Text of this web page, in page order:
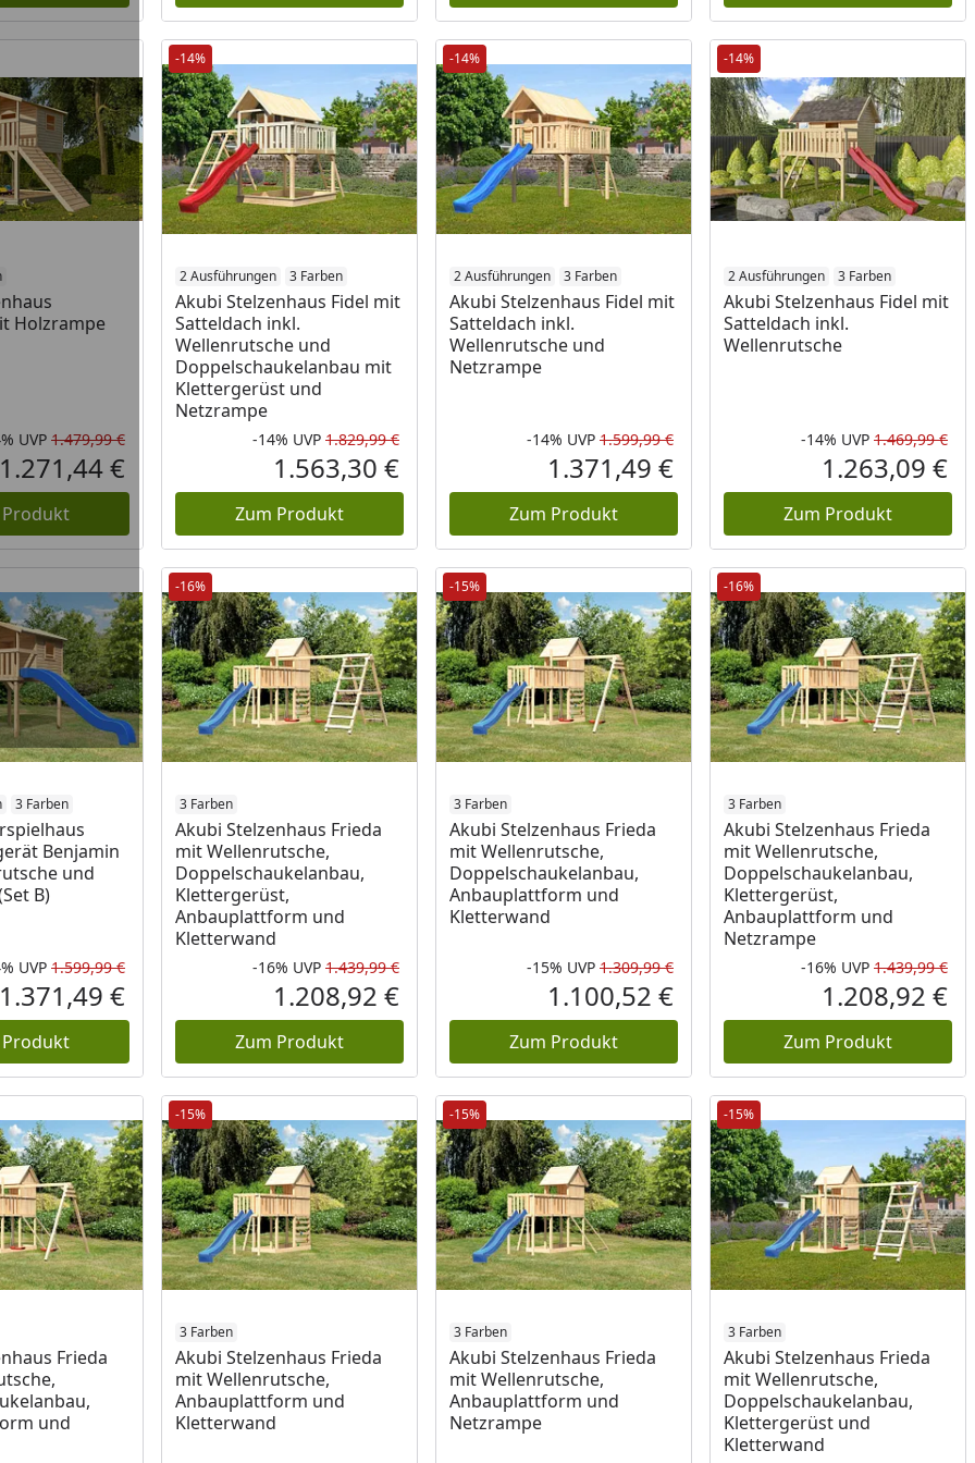
Holzrampe
Rabatt in Prozent
Ursprünglicher Preis
UVP 1.479,99 €
Aktueller Preis
1.271,44 €
-14%
2 Ausführungen 3 Farben
Akubi Stelzenhaus Fidel mit
Satteldach inkl.
Wellenrutsche und
Doppelschaukelanbau mit
Klettergerüst und
Netzrampe
Rabatt in Prozent
-14%
Ursprünglicher Preis
UVP 1.829,99 €
Aktueller Preis
1.563,30 €
Zum Produkt
-14%
2 Ausführungen 3 Farben
Akubi Stelzenhaus Fidel mit
Satteldach inkl.
Wellenrutsche und
Netzrampe
Rabatt in Prozent
-14%
Ursprünglicher Preis
UVP 1.599,99 €
Aktueller Preis
1.371,49 €
Zum Produkt
-14%
2 Ausführungen 3 Farben
Akubi Stelzenhaus Fidel mit
Satteldach inkl.
Wellenrutsche
-14% UVP 1.469,99 €
1.263,09 €
Zum Produkt
3 Farben
Benjamin
und
B)
Rabatt in Prozent
Ursprünglicher Preis
UVP 1.599,99 €
Aktueller Preis
1.371,49 €
-16%
3 Farben
Akubi Stelzenhaus Frieda
mit Wellenrutsche,
Doppelschaukelanbau,
Klettergerüst,
Anbauplattform und
Kletterwand
Rabatt in Prozent
-16%
Ursprünglicher Preis
UVP 1.439,99 €
Aktueller Preis
1.208,92 €
Zum Produkt
-15%
3 Farben
Akubi Stelzenhaus Frieda
mit Wellenrutsche,
Doppelschaukelanbau,
Anbauplattform und
Kletterwand
Rabatt in Prozent
-15%
Ursprünglicher Preis
UVP 1.309,99 €
Aktueller Preis
1.100,52 €
Zum Produkt
-16%
3 Farben
Akubi Stelzenhaus Frieda
mit Wellenrutsche,
Doppelschaukelanbau,
Klettergerüst,
Anbauplattform und
Netzrampe
-16% UVP 1.439,99 €
1.208,92 €
Zum Produkt
Frieda
und
-15%
3 Farben
Akubi Stelzenhaus Frieda
mit Wellenrutsche,
Anbauplattform und
Kletterwand
-15%
3 Farben
Akubi Stelzenhaus Frieda
mit Wellenrutsche,
Anbauplattform und
Netzrampe
-15%
3 Farben
Akubi Stelzenhaus Frieda
mit Wellenrutsche,
Doppelschaukelanbau,
Klettergerüst und
Kletterwand